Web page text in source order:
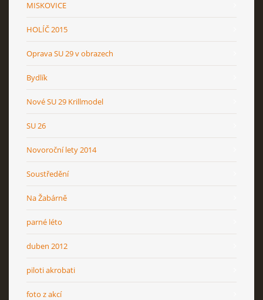
MISKOVICE
HOLÍČ 2015
Oprava SU 29 v obrazech
Bydlík
Nové SU 29 Krillmodel
SU 26
Novoroční lety 2014
Soustředění
Na Žabárně
parné léto
duben 2012
piloti akrobati
foto z akcí